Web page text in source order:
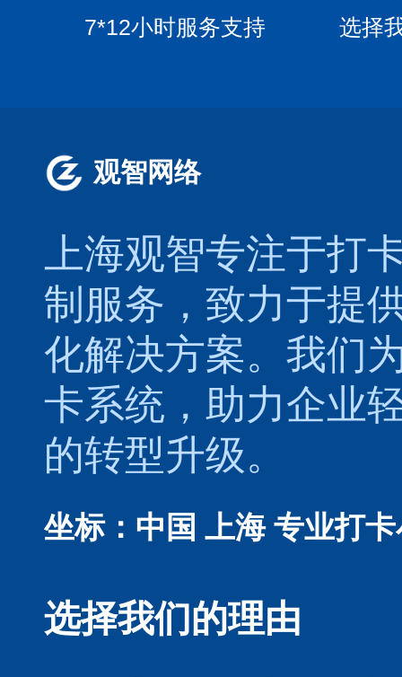
7*12小时服务支持 选择
观智网络
上海观智专注于打
制服务，致力于提
化解决方案。我们
卡系统，助力企业
的转型升级。
坐标：中国 上海 专业打
选择我们的理由